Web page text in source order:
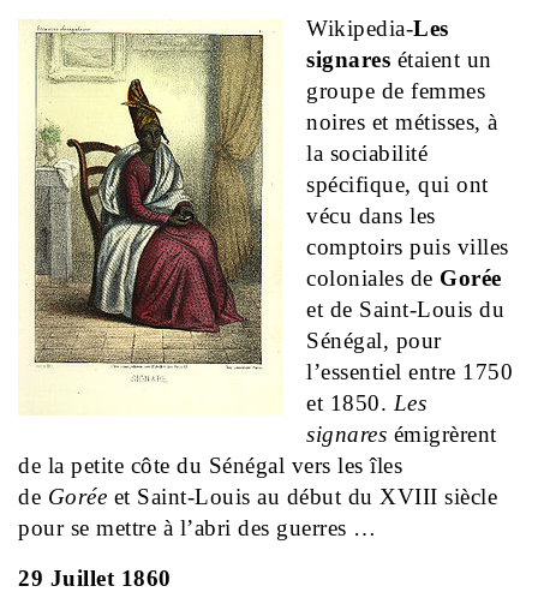
Wikipedia-Les
signares étaient un
groupe de femmes
noires et métisses, à
la sociabilité
spécifique, qui ont
vécu dans les
comptoirs puis villes
coloniales de Gorée
et de Saint-Louis du
Sénégal, pour
l’essentiel entre 1750
et 1850. Les
signares émigrèrent
de la petite côte du Sénégal vers les îles
de Gorée et Saint-Louis au début du XVIII siècle
pour se mettre à l’abri des guerres …
29 Juillet 1860